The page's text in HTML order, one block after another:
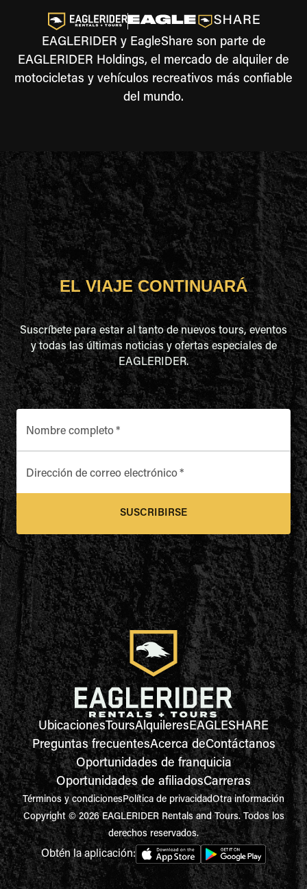
EAGLERIDER y EagleShare son parte de
EAGLERIDER Holdings, el mercado de alquiler de
motocicletas y vehículos recreativos más confiable
del mundo.
EL VIAJE CONTINUARÁ
Suscríbete para estar al tanto de nuevos tours, eventos
y todas las últimas noticias y ofertas especiales de
EAGLERIDER.
Nombre completo*
Dirección de correo electrónico*
SUSCRIBIRSE
UbicacionesToursAlquileresEAGLESHARE
Preguntas frecuentesAcerca deContáctanos
Oportunidades de franquicia
Oportunidades de afiliadosCarreras
Términos y condicionesPolítica de privacidadOtra información
Copyright © 2026 EAGLERIDER Rentals and Tours. Todos los
derechos reservados.
Obtén la aplicación: